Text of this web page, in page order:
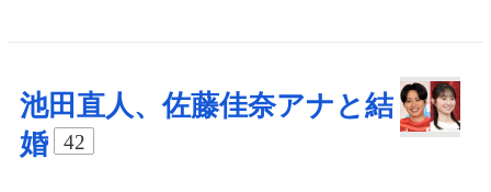
池田直人、佐藤佳奈アナと結
婚
42